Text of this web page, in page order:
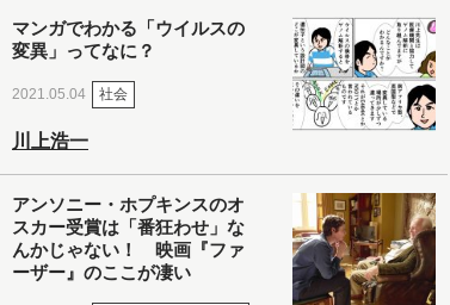
マンガでわかる「ウイルスの
変異」ってなに？
2021.05.04 社会
川上浩一
アンソニー・ホプキンスのオ
スカー受賞は「番狂わせ」な
んかじゃない！ 映画『ファ
ーザー』のここが凄い